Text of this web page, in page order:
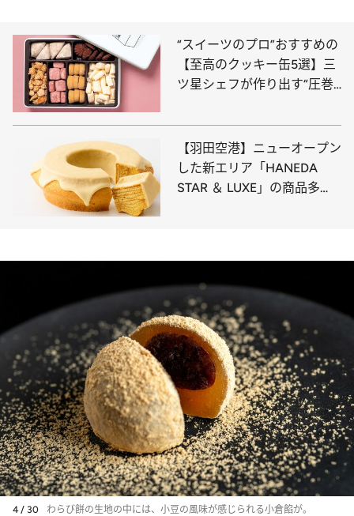
“スイーツのプロ”おすすめの
【至高のクッキー缶5選】三
ツ星シェフが作り出す“圧巻
京の名品まで〈ご褒美・贈り
物に◎〉
【羽田空港】ニューオープン
した新エリア「HANEDA
STAR ＆ LUXE」の商品多
4 / 30 わらび餅の生地の中には、小豆の風味が感じられる小倉餡が。